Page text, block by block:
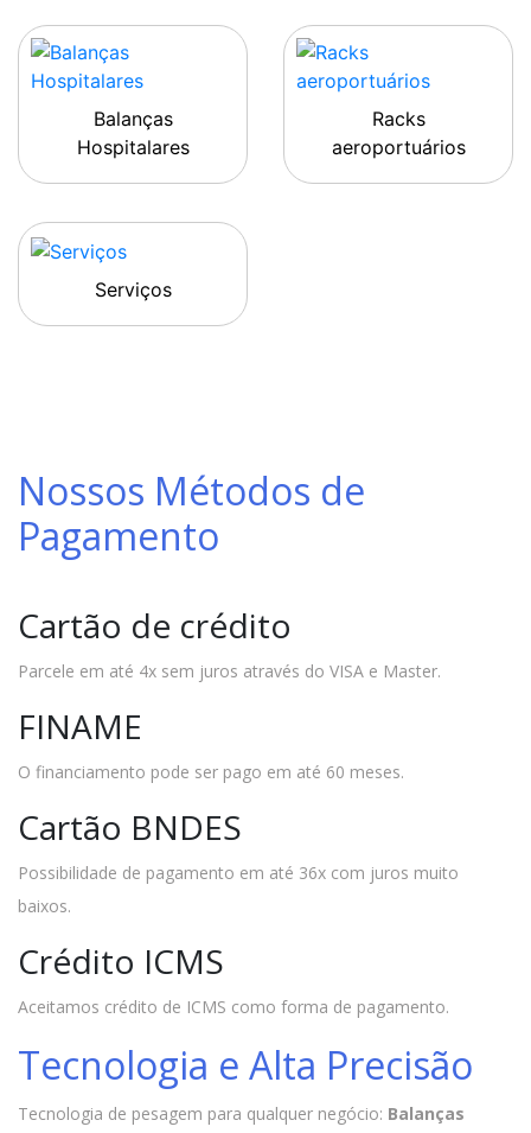
Balanças
Hospitalares
Racks
aeroportuários
Serviços
Nossos Métodos de
Pagamento
Cartão de crédito
Parcele em até 4x sem juros através do VISA e Master.
FINAME
O financiamento pode ser pago em até 60 meses.
Cartão BNDES
Possibilidade de pagamento em até 36x com juros muito
baixos.
Crédito ICMS
Aceitamos crédito de ICMS como forma de pagamento.
Tecnologia e Alta Precisão
Tecnologia de pesagem para qualquer negócio: Balanças